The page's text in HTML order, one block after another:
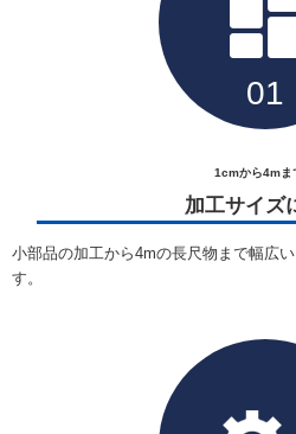
1cmから4mま
加工サイズ
小部品の加工から4mの長尺物まで幅広
す。